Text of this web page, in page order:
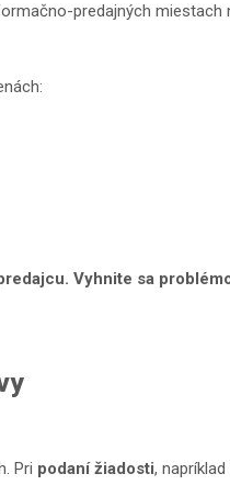
predajných
Vyhnite sa
Pri podaní žiadosti,